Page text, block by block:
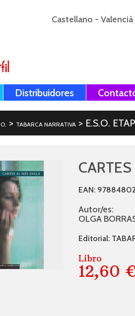
Castellano - Valencià
Distribuidores
> TABARCA NARRATIVA > E.S.O.
EAN:
Autor/es:
OLGA
Editorial:
Libro
12,60